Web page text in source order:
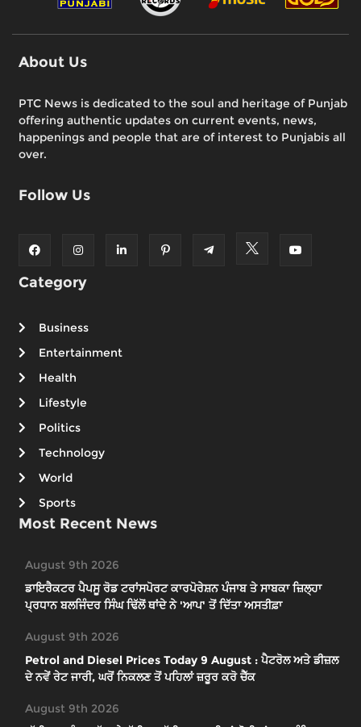
About Us
PTC News is dedicated to the soul and heritage of Punjab
offering authentic updates on current events, news,
happenings and people that are of interest to Punjabis all
over.
Follow Us
Category
Business
Entertainment
Health
Lifestyle
Politics
Technology
World
Sports
Most Recent News
August 9th 2026
ਡਾਇਰੈਕਟਰ ਪੈਪਸੂ ਰੋਡ ਟਰਾਂਸਪੋਰਟ ਕਾਰਪੋਰੇਸ਼ਨ ਪੰਜਾਬ ਤੇ ਸਾਬਕਾ ਜ਼ਿਲ੍ਹਾ
ਪ੍ਰਧਾਨ ਬਲਜਿੰਦਰ ਸਿੰਘ ਢਿੱਲੋਂ ਥਾਂਦੇ ਨੇ 'ਆਪ' ਤੋਂ ਦਿੱਤਾ ਅਸਤੀਫ਼ਾ
August 9th 2026
Petrol and Diesel Prices Today 9 August : ਪੈਟਰੋਲ ਅਤੇ ਡੀਜ਼ਲ
ਦੇ ਨਵੇਂ ਰੇਟ ਜਾਰੀ, ਘਰੋਂ ਨਿਕਲਣ ਤੋਂ ਪਹਿਲਾਂ ਜ਼ਰੂਰ ਕਰੋ ਚੈੱਕ
August 9th 2026